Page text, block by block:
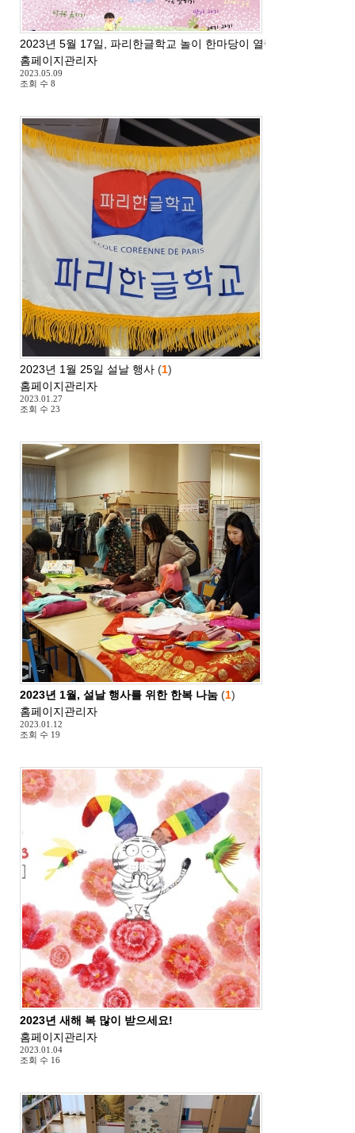
2023년 5월 17일, 파리한글학교 놀이 한마당이 열립니다.
홈페이지관리자
2023.05.09
조회 수 8
2023년 1월 25일 설날 행사 (1)
홈페이지관리자
2023.01.27
조회 수 23
2023년 1월, 설날 행사를 위한 한복 나눔 (1)
홈페이지관리자
2023.01.12
조회 수 19
2023년 새해 복 많이 받으세요!
홈페이지관리자
2023.01.04
조회 수 16